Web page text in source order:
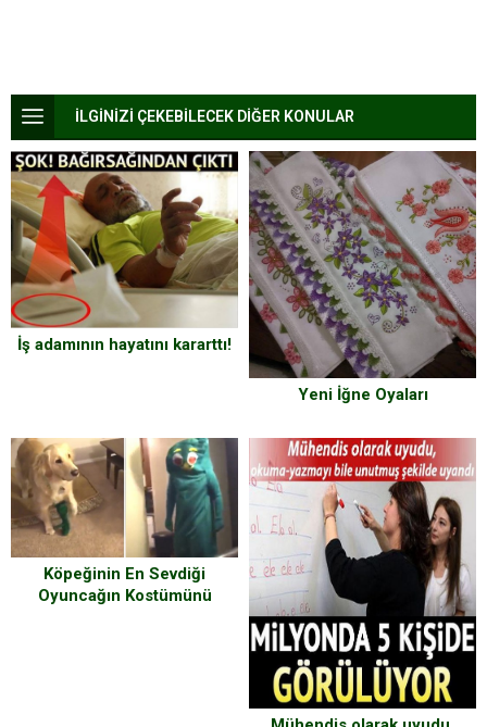
İLGİNİZİ ÇEKEBİLECEK DİĞER KONULAR
İş adamının hayatını kararttı!
Yeni İğne Oyaları
Köpeğinin En Sevdiği
Oyuncağın Kostümünü